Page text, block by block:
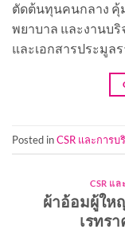
ตัดต้นทุนคนกลาง คุ้
พยาบาล และงานบริ
และเอกสารประมูล
Posted inCSR และการบ
CSR แ
ผ้าอ้อมผู้ให
เรทร